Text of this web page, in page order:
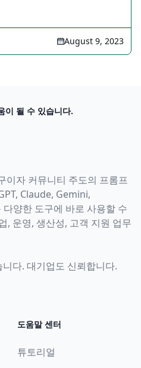
August 9, 2023
이 될 수 있습니다.
이자 커뮤니티 주도의 프롬프
Claude, Gemini,
양한 도구에 바로 사용할 수
, 운영, 생산성, 고객 지원 업무
다. 대기업도 신뢰합니다.
도움말 센터
튜토리얼